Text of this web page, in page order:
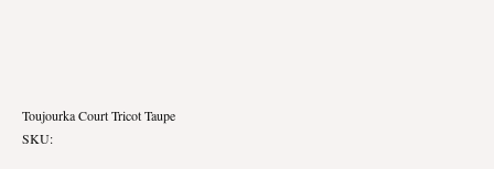
Toujourka Court Tricot Taupe
SKU: